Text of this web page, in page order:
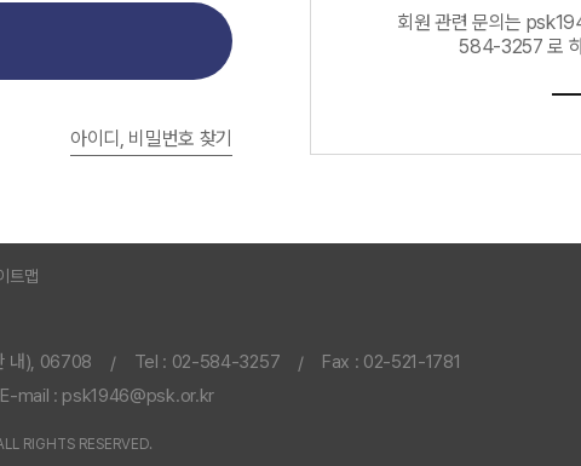
아이디, 비밀번호 찾기
회원 관련 문의는
584-3257 로
트맵
내), 06708 / Tel : 02-584-3257 /
Fax : 02-521-1781
E-mail : psk1946@psk.or.kr
RIGHTS RESERVED.